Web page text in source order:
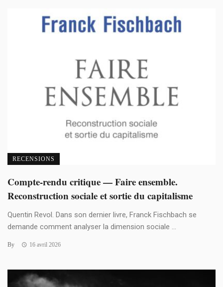
RECENSIONS
Compte-rendu critique — Faire ensemble.
Reconstruction sociale et sortie du capitalisme
Quentin Revol. Dans son dernier livre, Franck Fischbach se
demande comment analyser la dimension sociale ...
By 16 avril 2026